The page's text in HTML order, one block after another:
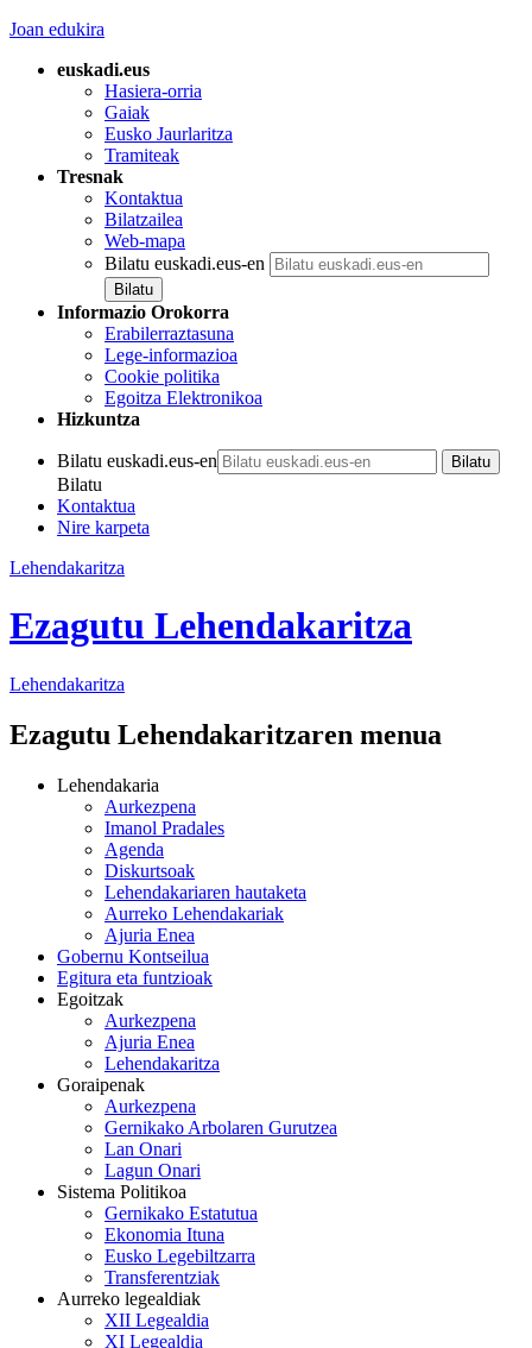
Joan edukira
euskadi.eus
Hasiera-orria
Gaiak
Eusko Jaurlaritza
Tramiteak
Tresnak
Kontaktua
Bilatzailea
Web-mapa
Bilatu euskadi.eus-en
Informazio Orokorra
Erabilerraztasuna
Lege-informazioa
Cookie politika
Egoitza Elektronikoa
Hizkuntza
Bilatu euskadi.eus-en
Bilatu
Kontaktua
Nire karpeta
Lehendakaritza
Ezagutu Lehendakaritza
Lehendakaritza
Ezagutu Lehendakaritzaren menua
Lehendakaria
Aurkezpena
Imanol Pradales
Agenda
Diskurtsoak
Lehendakariaren hautaketa
Aurreko Lehendakariak
Ajuria Enea
Gobernu Kontseilua
Egitura eta funtzioak
Egoitzak
Aurkezpena
Ajuria Enea
Lehendakaritza
Goraipenak
Aurkezpena
Gernikako Arbolaren Gurutzea
Lan Onari
Lagun Onari
Sistema Politikoa
Gernikako Estatutua
Ekonomia Ituna
Eusko Legebiltzarra
Transferentziak
Aurreko legealdiak
XII Legealdia
XI Legealdia